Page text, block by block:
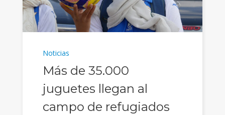
Noticias
Más de 35.000
juguetes llegan al
campo de refugiados